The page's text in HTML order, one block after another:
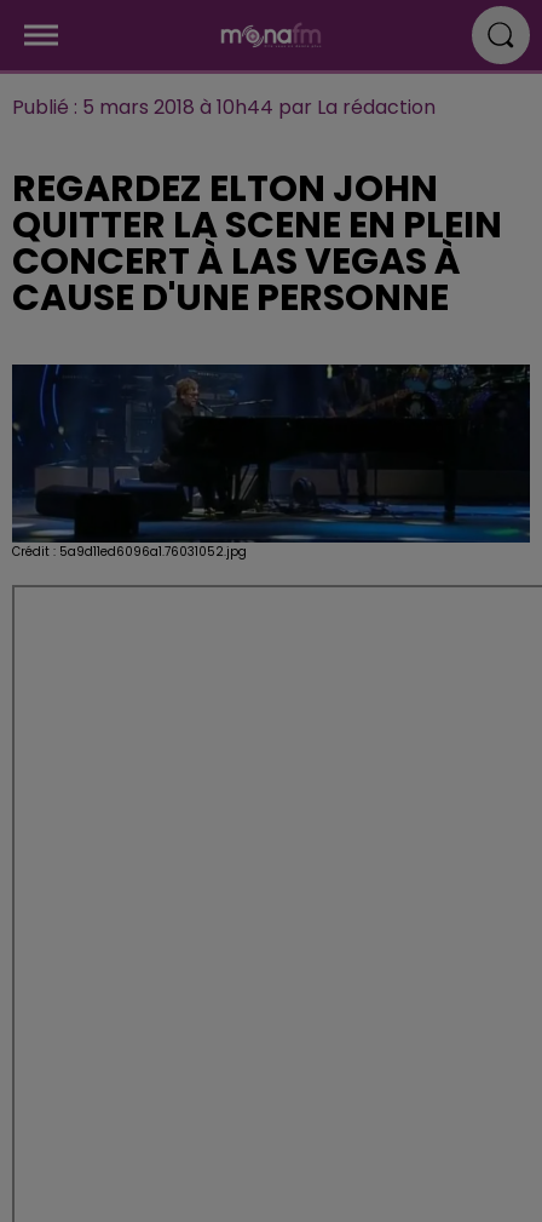
Publié : 5 mars 2018 à 10h44 par La rédaction
REGARDEZ ELTON JOHN
QUITTER LA SCENE EN PLEIN
CONCERT À LAS VEGAS À
CAUSE D'UNE PERSONNE
Crédit : 5a9d11ed6096a1.76031052.jpg